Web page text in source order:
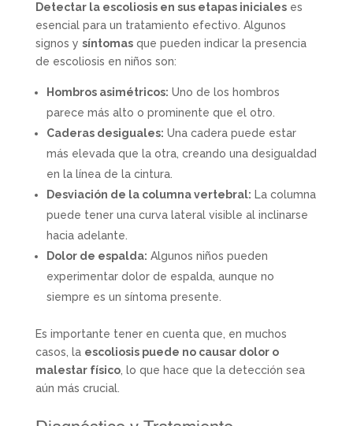
Detectar la escoliosis en sus etapas inicialeses
esencial para un tratamiento efectivo. Algunos
signos y síntomasque pueden indicar la presencia
de escoliosis en niños son:
Hombros asimétricos: Uno de los hombros
parece más alto o prominente que el otro.
Caderas desiguales: Una cadera puede estar
más elevada que la otra, creando una desigualdad
en la línea de la cintura.
Desviación de la columna vertebral: La columna
puede tener una curva lateral visible al inclinarse
hacia adelante.
Dolor de espalda: Algunos niños pueden
experimentar dolor de espalda, aunque no
siempre es un síntoma presente.
Es importante tener en cuenta que, en muchos
casos, la escoliosis puede no causar dolor o
malestar físico, lo que hace que la detección sea
aún más crucial.